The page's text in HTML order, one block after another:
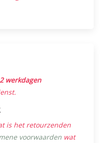
2 werkdagen
is het retourzenden
voorwaarden wat